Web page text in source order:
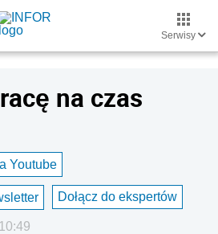
Serwisy
na czas
Youtube
Dołącz do ekspertów